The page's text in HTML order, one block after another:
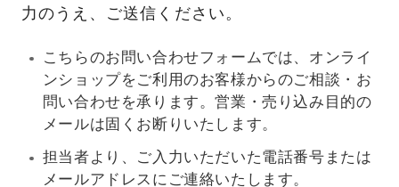
力のうえ、ご送信ください。
こちらのお問い合わせフォームでは、オンライ
ンショップをご利用のお客様からのご相談・お
問い合わせを承ります。営業・売り込み目的の
メールは固くお断りいたします。
担当者より、ご入力いただいた電話番号または
メールアドレスにご連絡いたします。